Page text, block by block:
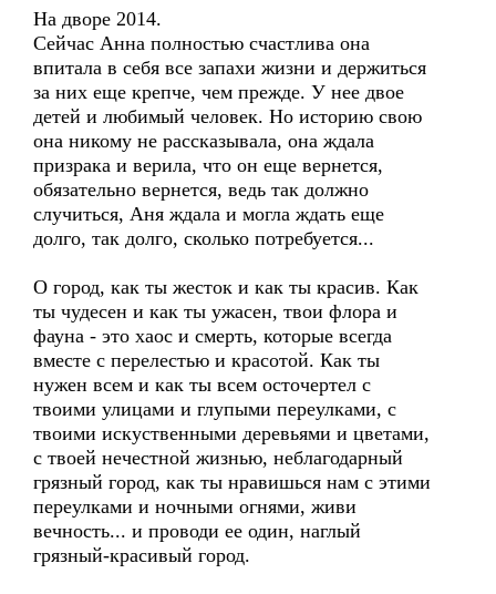
На дворе 2014.
Сейчас Анна полностью счастлива она
впитала в себя все запахи жизни и держиться
за них еще крепче, чем прежде. У нее двое
детей и любимый человек. Но историю свою
она никому не рассказывала, она ждала
призрака и верила, что он еще вернется,
обязательно вернется, ведь так должно
случиться, Аня ждала и могла ждать еще
долго, так долго, сколько потребуется...
О город, как ты жесток и как ты красив. Как
ты чудесен и как ты ужасен, твои флора и
фауна - это хаос и смерть, которые всегда
вместе с перелестью и красотой. Как ты
нужен всем и как ты всем осточертел с
твоими улицами и глупыми переулками, с
твоими искуственными деревьями и цветами,
с твоей нечестной жизнью, неблагодарный
грязный город, как ты нравишься нам с этими
переулками и ночными огнями, живи
вечность... и проводи ее один, наглый
грязный-красивый город.